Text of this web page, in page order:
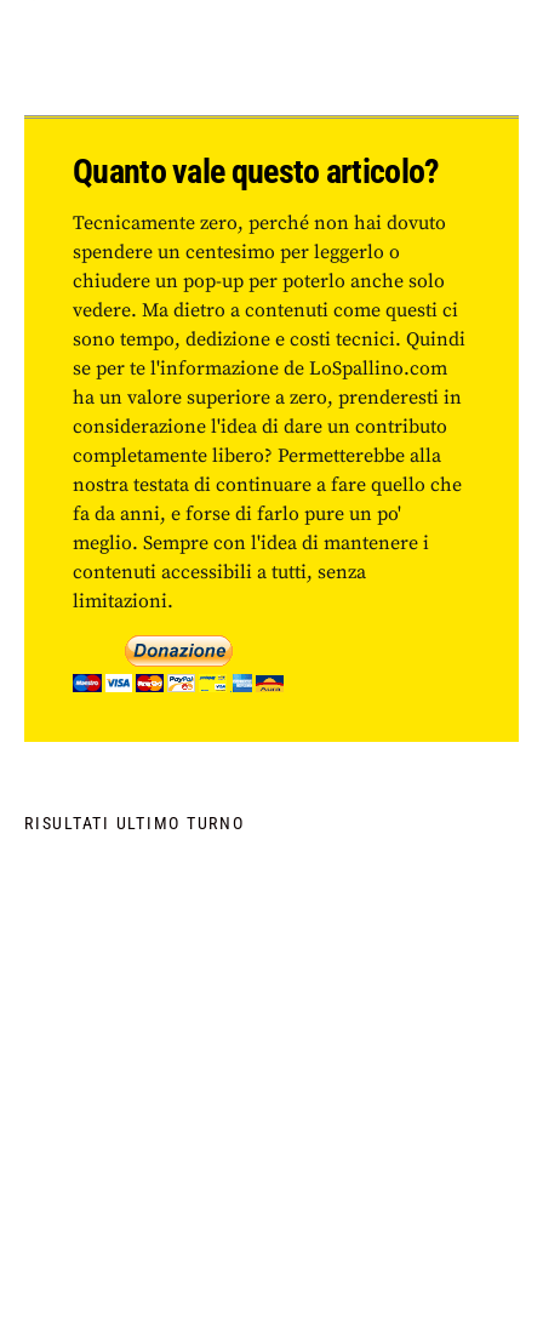
Quanto vale questo articolo?
Tecnicamente zero, perché non hai dovuto
spendere un centesimo per leggerlo o
chiudere un pop-up per poterlo anche solo
vedere. Ma dietro a contenuti come questi ci
sono tempo, dedizione e costi tecnici. Quindi
se per te l'informazione de LoSpallino.com
ha un valore superiore a zero, prenderesti in
considerazione l'idea di dare un contributo
completamente libero? Permetterebbe alla
nostra testata di continuare a fare quello che
fa da anni, e forse di farlo pure un po'
meglio. Sempre con l'idea di mantenere i
contenuti accessibili a tutti, senza
limitazioni.
RISULTATI ULTIMO TURNO